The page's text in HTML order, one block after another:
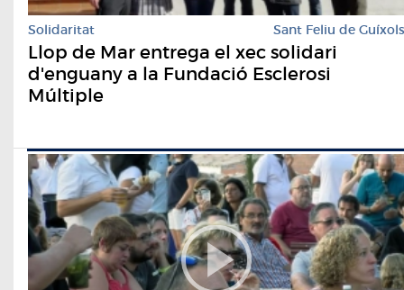
Solidaritat Sant Feliu de Guíxols
Llop de Mar entrega el xec solidari
d'enguany a la Fundació Esclerosi
Múltiple